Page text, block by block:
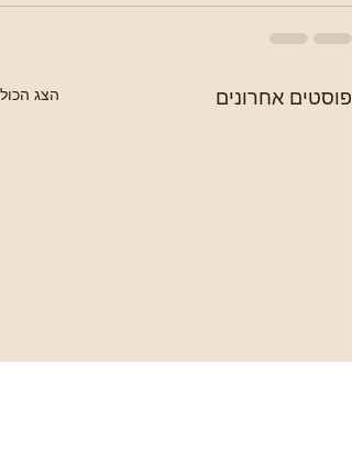
פוסטים אחרונים הצג הכול